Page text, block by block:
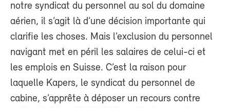
notre syndicat du personnel au sol du domaine
aérien, il s’agit là d’une décision importante qui
clarifie les choses. Mais l’exclusion du personnel
navigant met en péril les salaires de celui-ci et
les emplois en Suisse. C’est la raison pour
laquelle Kapers, le syndicat du personnel de
cabine, s’apprête à déposer un recours contre